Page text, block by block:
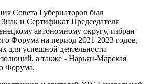
Совета Губернаторов был
и Сертификат Председателя
автономному округу, избран
Форума на период 2021-2023 годов,
для успешной деятельности
а также - Нарьян-Марская
Форума.